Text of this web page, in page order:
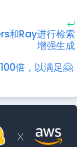
和Ray进行检索
增强生成
倍，以满足🤗